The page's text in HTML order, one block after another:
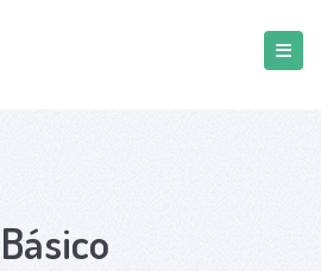
Básico